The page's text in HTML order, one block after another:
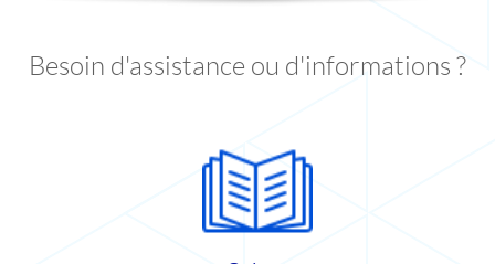
Besoin d'assistance ou d'informations ?